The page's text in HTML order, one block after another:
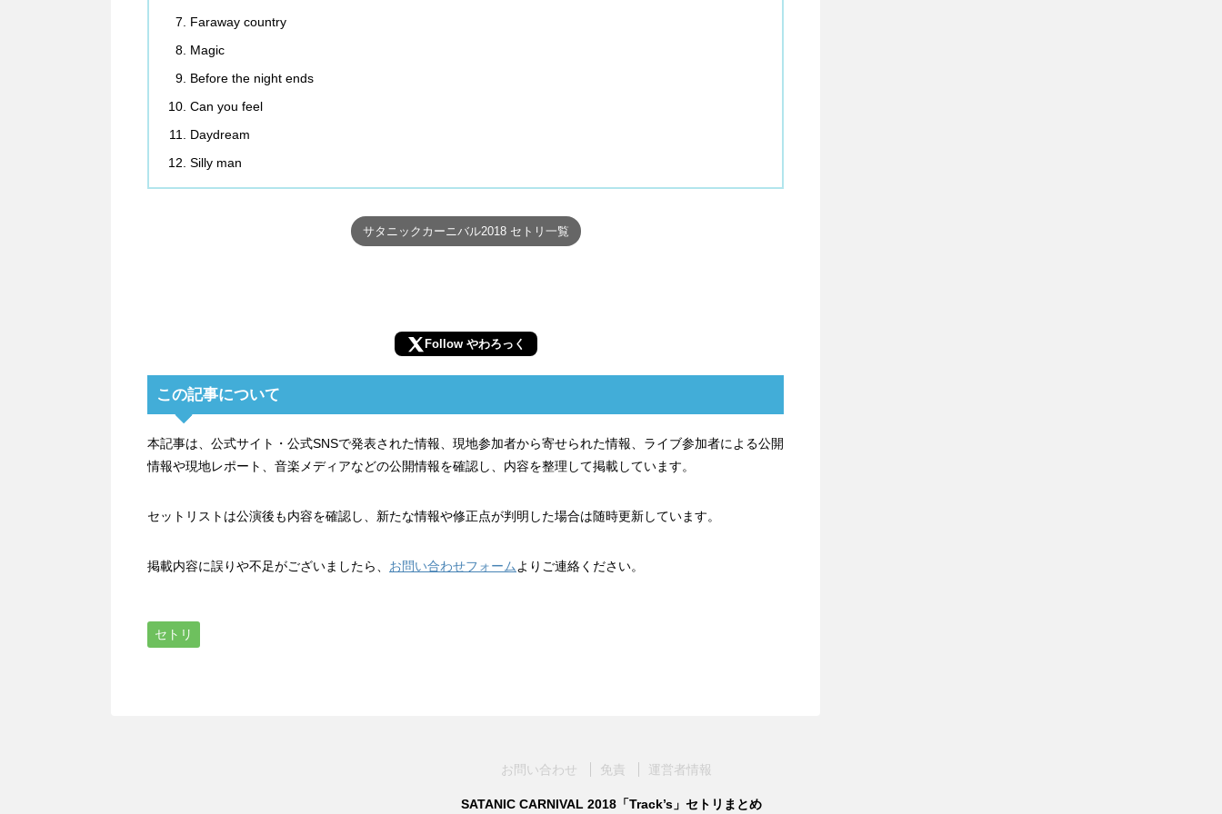
Faraway country
Magic
Before the night ends
Can you feel
Daydream
Silly man
サタニックカーニバル2018 セトリ一覧
Follow やわろっく
この記事について
本記事は、公式サイト・公式SNSで発表された情報、現地参加者から寄せられた情報、ライブ参加者による公開
情報や現地レポート、音楽メディアなどの公開情報を確認し、内容を整理して掲載しています。
セットリストは公演後も内容を確認し、新たな情報や修正点が判明した場合は随時更新しています。
掲載内容に誤りや不足がございましたら、 お問い合わせフォーム よりご連絡ください。
セトリ
お問い合わせ 免責 運営者情報
SATANIC CARNIVAL 2018「Track’s」セトリまとめ